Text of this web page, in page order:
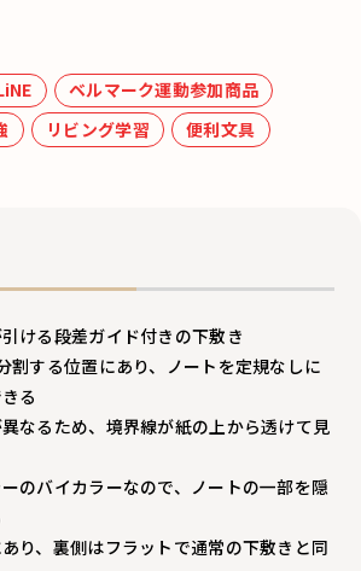
k
ベルマーク運動参加商品
リビング学習
便利文具
ける段差ガイド付きの下敷き
割する位置にあり、ノートを定規なしに
る
なるため、境界線が紙の上から透けて見
のバイカラーなので、ノートの一部を隠
り、裏側はフラットで通常の下敷きと同